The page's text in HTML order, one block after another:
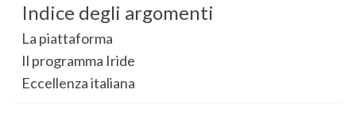
Indice degli argomenti
La piattaforma
Il programma Iride
Eccellenza italiana